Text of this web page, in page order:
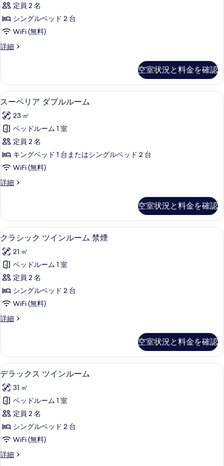
台
の
す
べ
の
写
真
を
表
示
す
る
台
の
詳
細
写
真
を
表
る
細
Room
の
す
べ
写
真
を
表
示
す
る
定員 2 名
シングルベッド 2 台
WiFi (無料)
詳細
Deluxe
詳
細
空室状況と料金を確認
ス
ー
ペ
リ
ア
ダ
ブ
ル
ー
ム
の
す
べ
て
の
写
真
示
す
る
羽毛の掛け布団、ミニバー、セーフ
3
スーペリア ダブルルーム
23 ㎡
ベッドルーム 1 室
定員 2 名
キングベッド 1 台またはシングルベッド 2 台
WiFi (無料)
詳細
ス
ア
ダ
ブ
ル
ー
の
詳
細
空室状況と料金を確認
ク
ラ
シ
ッ
ク
ツ
イ
ン
ー
ム
禁
煙
の
す
べ
て
の
羽毛の掛け布団、ミニバー、セーフ
2
クラシック ツインルーム 禁煙
21 ㎡
ベッドルーム 1 室
定員 2 名
シングルベッド 2 台
WiFi (無料)
詳細
ク
ク
ツ
イ
ル
ー
禁
煙
の
詳
細
空室状況と料金を確認
デ
ラ
ッ
ク
ス
ツ
イ
ン
デラックス ツインルーム | 羽毛の掛
4
デラックス ツインルーム
31 ㎡
ベッドルーム 1 室
定員 2 名
シングルベッド 2 台
WiFi (無料)
詳細
デ